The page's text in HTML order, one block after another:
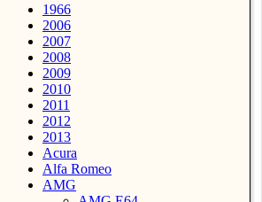
1966
2006
2007
2008
2009
2010
2011
2012
2013
Acura
Alfa Romeo
AMG